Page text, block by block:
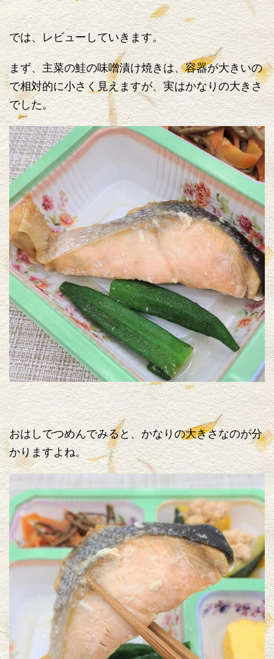
では、レビューしていきます。
まず、主菜の鮭の味噌漬け焼きは、容器が大きいの
で相対的に小さく見えますが、実はかなりの大きさ
でした。
おはしでつめんでみると、かなりの大きさなのが分
かりますよね。